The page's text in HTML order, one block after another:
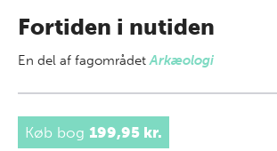
Fortiden i nutiden
En del af fagområdetArkæologi
Køb bog 199,95 kr.